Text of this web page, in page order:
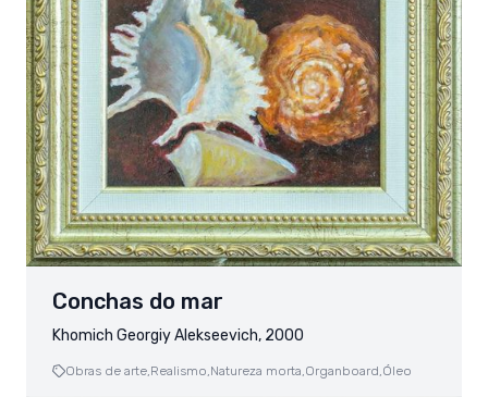
Conchas do mar
Khomich Georgiy Alekseevich, 2000
Obras de arte,Realismo,Natureza morta,Organboard,Óleo